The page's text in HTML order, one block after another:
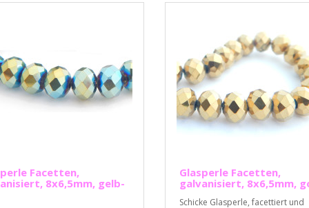
Facetten,
8x6,5mm, gelb-
Glasperle Facetten,
galvanisiert, 8x6,5mm,
Schicke Glasperle, facettiert und